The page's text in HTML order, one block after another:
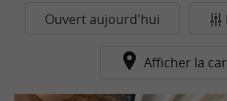
Ouvert aujourd'hui
Afficher la